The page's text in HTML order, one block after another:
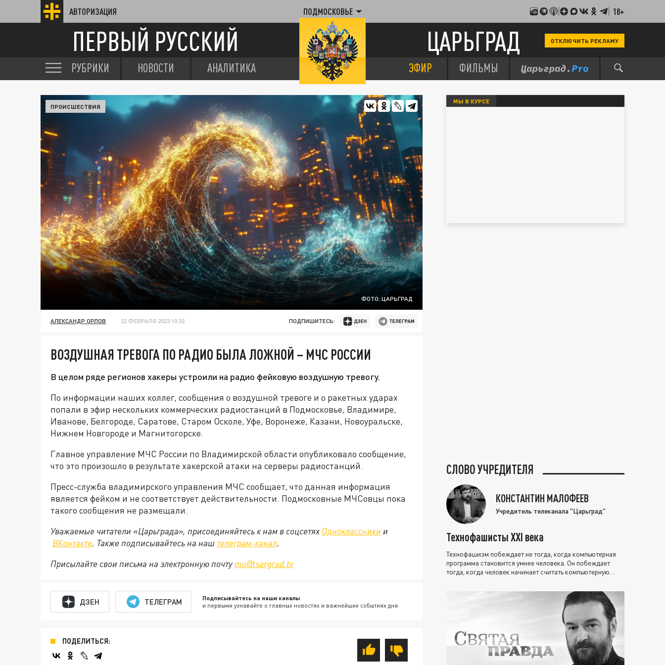
АВТОРИЗАЦИЯ ПОДМОСКОВЬЕ 18+
ПЕРВЫЙ РУССКИЙ ЦАРЬГРАД ОТКЛЮЧИТЬ РЕКЛАМУ
РУБРИКИ НОВОСТИ АНАЛИТИКА ЭФИР ФИЛЬМЫ
ФОТО: ЦАРЬГРАД
ПРОИСШЕСТВИЯ
АЛЕКСАНДР ОРЛОВ 22 ФЕВРАЛЯ 2023 10:32 ПОДПИШИТЕСЬ:
ВОЗДУШНАЯ ТРЕВОГА ПО РАДИО БЫЛА ЛОЖНОЙ – МЧС РОССИИ
В целом ряде регионов хакеры устроили на радио фейковую воздушную тревогу.
По информации наших коллег, сообщения о воздушной тревоге и о ракетных ударах
попали в эфир нескольких коммерческих радиостанций в Подмосковье, Владимире,
Иванове, Белгороде, Саратове, Старом Осколе, Уфе, Воронеже, Казани, Новоуральске,
Нижнем Новгороде и Магнитогорске.
Главное управление МЧС России по Владимирской области опубликовало сообщение,
что это произошло в результате хакерской атаки на серверы радиостанций.
Пресс-служба владимирского управления МЧС сообщает, что данная информация
является фейком и не соответствует действительности. Подмосковные МЧСовцы пока
такого сообщения не размещали.
Уважаемые читатели «Царьграда», присоединяйтесь к нам в соцсетях Одноклассники и
ВКонтакте. Также подписывайтесь на наш телеграм-канал.
Присылайте свои письма на электронную почту mo@tsargrad.tv
ДЗЕН ТЕЛЕГРАМ Подписывайтесь на наши каналы
и первыми узнавайте о главных новостях и важнейших событиях дня.
ПОДЕЛИТЬСЯ:
МЫ В КУРСЕ
СЛОВО УЧРЕДИТЕЛЯ
КОНСТАНТИН МАЛОФЕЕВ
Учредитель телеканала "Царьград"
Технофашисты XXI века
Технофашизм побеждает не тогда, когда компьютерная
программа становится умнее человека. Он побеждает
тогда, когда человек начинает считать компьютерную